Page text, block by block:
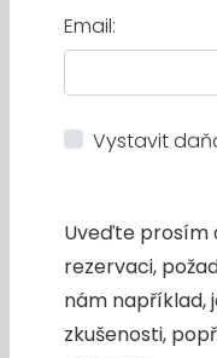
Email:
Vystavit
Uveďte prosím
rezervaci,
nám například,
zkušenosti,